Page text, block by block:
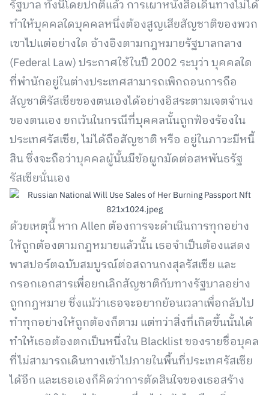
รัฐบาล ทั้งนี้โดยปกติแล้ว การเผาหนังสือเดินทางไม่ได้
ทำให้บุคคลใดบุคคลหนึ่งต้องสูญเสียสัญชาติของพวก
เขาไปแต่อย่างใด อ้างอิงตามกฎหมายรัฐบาลกลาง
(Federal Law) ประกาศใช้ในปี 2002 ระบุว่า บุคคลใด
ที่พำนักอยู่ในต่างประเทศสามารถเพิกถอนการถือ
สัญชาติรัสเซียของตนเองได้อย่างอิสระตามเจตจำนง
ของตนเอง ยกเว้นในกรณีที่บุคคลนั้นถูกฟ้องร้องใน
ประเทศรัสเซีย, ไม่ได้ถือสัญชาติ หรือ อยู่ในภาวะมีหนี้
สิน ซึ่งจะถือว่าบุคคลผู้นั้นมีข้อผูกมัดต่อสหพันธรัฐ
รัสเซียนั่นเอง
ด้วยเหตุนี้ หาก Allen ต้องการจะดำเนินการทุกอย่าง
ให้ถูกต้องตามกฎหมายแล้วนั้น เธอจำเป็นต้องแสดง
พาสปอร์ตฉบับสมบูรณ์ต่อสถานกงสุลรัสเซีย และ
กรอกเอกสารเพื่อยกเลิกสัญชาติกับทางรัฐบาลอย่าง
ถูกกฎหมาย ซึ่งแม้ว่าเธอจะอยากย้อนเวลาเพื่อกลับไป
ทำทุกอย่างให้ถูกต้องก็ตาม แต่ทว่าสิ่งที่เกิดขึ้นนั้นได้
ทำให้เธอต้องตกเป็นหนึ่งใน Blacklist ของรายชื่อบุคล
ที่ไม่สามารถเดินทางเข้าไปภายในพื้นที่ประเทศรัสเซีย
ได้อีก และเธอเองก็คิดว่าการตัดสินใจของเธอสร้าง